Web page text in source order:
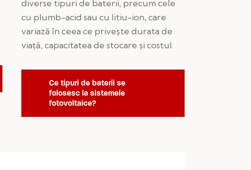
diverse tipuri de baterii, precum cele
cu plumb-acid sau cu litiu-ion, care
variază în ceea ce privește durata de
viață, capacitatea de stocare și costul.
Ce tipuri de baterii se
folosesc la sistemele
fotovoltaice?